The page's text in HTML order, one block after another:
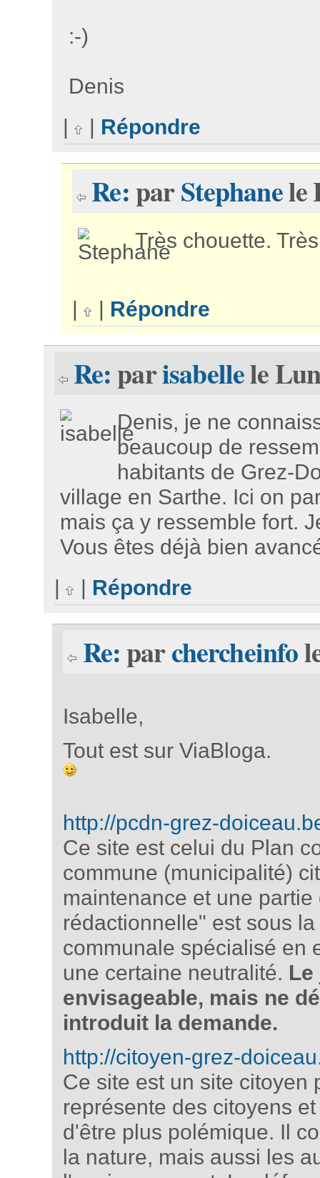
:-)
Denis
|
| Répondre
Re:parStephanele
Très chouette.
| | Répondre
Re:parisabellele
Denis, je ne
beaucoup de
habitants de Grez-
village en Sarthe. Ici on
mais ça y ressemble fort.
Vous êtes déjà bien
Répondre
Re:parchercheinfo
Isabelle,
Tout est sur ViaBloga.
http://pcdn-grez-
Ce site est celui du Plan
commune (municipalité)
maintenance et une
rédactionnelle" est sous
communale spécialisé en
une certaine neutralité.
envisageable, mais ne
introduit la demande.
http://citoyen-grez-
Ce site est un site citoyen
représente des citoyens
d'être plus polémique. Il
la nature, mais aussi les